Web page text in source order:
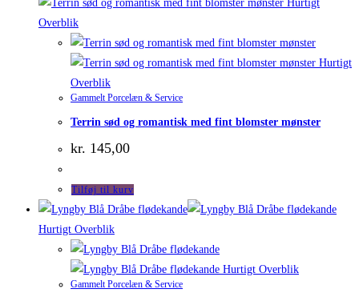
Hurtigt
Overblik
Hurtigt
Overblik
Gammelt Porcelæn & Service
Terrin sød og romantisk med fint blomster mønster
kr. 145,00
Tilføj til kurv
Hurtigt Overblik
Hurtigt Overblik
Gammelt Porcelæn & Service